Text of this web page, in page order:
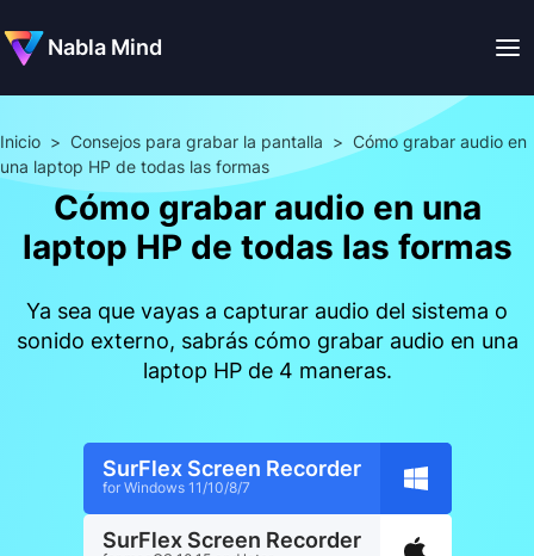
Nabla Mind
Inicio > Consejos para grabar la pantalla > Cómo grabar audio en
una laptop HP de todas las formas
Cómo grabar audio en una
laptop HP de todas las formas
Ya sea que vayas a capturar audio del sistema o
sonido externo, sabrás cómo grabar audio en una
laptop HP de 4 maneras.
SurFlex Screen Recorder
for Windows 11/10/8/7
SurFlex Screen Recorder